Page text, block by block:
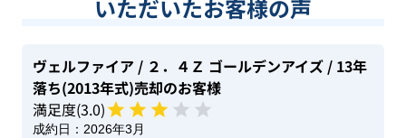
いただいたお客様の声
ヴェルファイア / ２．４Ｚ ゴールデンアイズ / 13年
落ち(2013年式)売却のお客様
満足度(3.0)
成約日： 2026年3月